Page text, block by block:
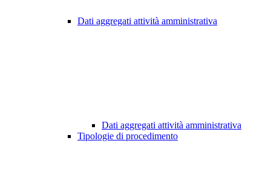
Dati aggregati attività amministrativa
Dati aggregati attività amministrativa
Tipologie di procedimento